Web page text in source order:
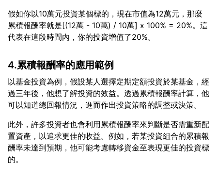
假如你以10萬元投資某個標的，現在市值為12萬元，那麼
累積報酬率就是[(12萬 - 10萬) / 10萬] x 100% = 20%。這
4.累積報酬率的應用範例
以基金投資為例，假設某人選擇定期定額投資於某基金，經
過三年後，他想了解投資的效益。透過累積報酬率計算，他
此外，許多投資者也會利用累積報酬率來判斷是否需重新配
置資產，以追求更佳的收益。例如，若某投資組合的累積報
酬率未達到預期，他可能考慮轉移資金至表現更佳的投資標